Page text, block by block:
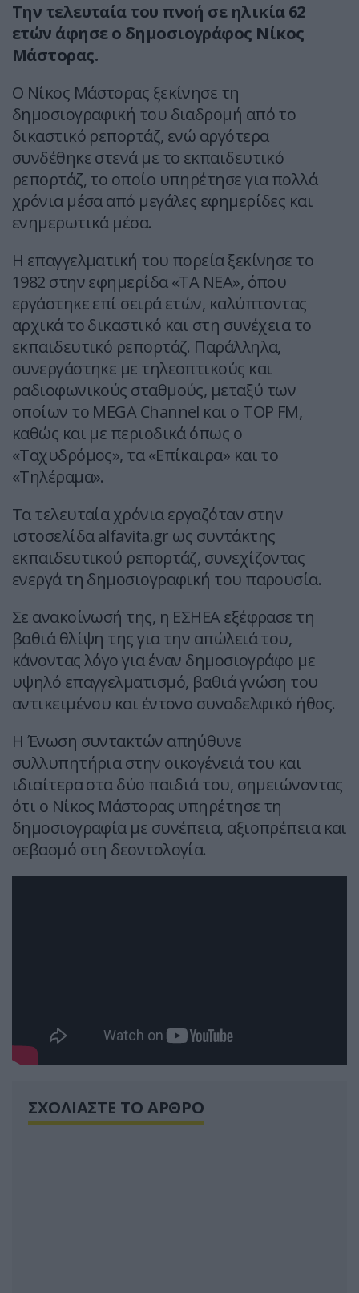
Την τελευταία του πνοή σε ηλικία 62
ετών άφησε ο δημοσιογράφος Νίκος
Μάστορας.
Ο Νίκος Μάστορας ξεκίνησε τη
δημοσιογραφική του διαδρομή από το
δικαστικό ρεπορτάζ, ενώ αργότερα
συνδέθηκε στενά με το εκπαιδευτικό
ρεπορτάζ, το οποίο υπηρέτησε για πολλά
χρόνια μέσα από μεγάλες εφημερίδες και
ενημερωτικά μέσα.
Η επαγγελματική του πορεία ξεκίνησε το
1982 στην εφημερίδα «ΤΑ ΝΕΑ», όπου
εργάστηκε επί σειρά ετών, καλύπτοντας
αρχικά το δικαστικό και στη συνέχεια το
εκπαιδευτικό ρεπορτάζ. Παράλληλα,
συνεργάστηκε με τηλεοπτικούς και
ραδιοφωνικούς σταθμούς, μεταξύ των
οποίων το MEGA Channel και ο TOP FM,
καθώς και με περιοδικά όπως ο
«Ταχυδρόμος», τα «Επίκαιρα» και το
«Τηλέραμα».
Τα τελευταία χρόνια εργαζόταν στην
ιστοσελίδα alfavita.gr ως συντάκτης
εκπαιδευτικού ρεπορτάζ, συνεχίζοντας
ενεργά τη δημοσιογραφική του παρουσία.
Σε ανακοίνωσή της, η ΕΣΗΕΑ εξέφρασε τη
βαθιά θλίψη της για την απώλειά του,
κάνοντας λόγο για έναν δημοσιογράφο με
υψηλό επαγγελματισμό, βαθιά γνώση του
αντικειμένου και έντονο συναδελφικό ήθος.
Η Ένωση συντακτών απηύθυνε
συλλυπητήρια στην οικογένειά του και
ιδιαίτερα στα δύο παιδιά του, σημειώνοντας
ότι ο Νίκος Μάστορας υπηρέτησε τη
δημοσιογραφία με συνέπεια, αξιοπρέπεια και
σεβασμό στη δεοντολογία.
ΣΧΟΛΙΑΣΤΕ ΤΟ ΑΡΘΡΟ